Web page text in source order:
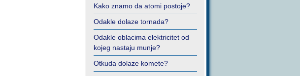
Kako znamo da atomi postoje?
Odakle dolaze tornada?
Odakle oblacima elektricitet od
kojeg nastaju munje?
Otkuda dolaze komete?